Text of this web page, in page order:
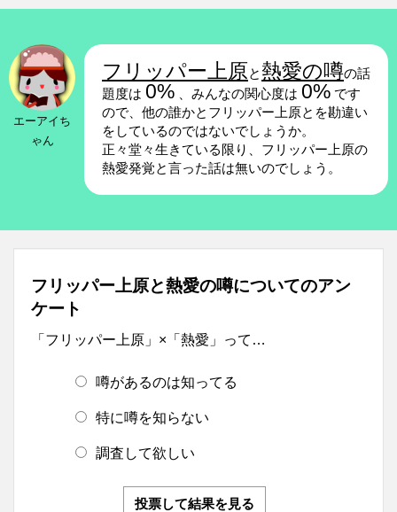
エーアイち
ゃん
フリッパー上原と熱愛の噂の話
題度は 0% 、みんなの関心度は 0% です
ので、他の誰かとフリッパー上原とを勘違い
をしているのではないでしょうか。
正々堂々生きている限り、フリッパー上原の
熱愛発覚と言った話は無いのでしょう。
フリッパー上原と熱愛の噂についてのアン
ケート
「フリッパー上原」×「熱愛」って…
噂があるのは知ってる
特に噂を知らない
調査して欲しい
投票して結果を見る